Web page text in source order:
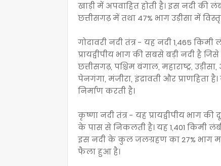
खाड़ी में अपवाहित होती है। इस नदी की
छत्तीसगढ़ में तथा 47% भाग उड़ीसा में
गोदावरी नदी तंत्र - यह नदी 1,465
प्रायद्वीपीय भाग की सबसे बड़ी नदी है
छत्तीसगढ़, पश्चिम बंगाल, महाराष्ट्र,
पेनगंगा, मंजीरा, इंद्रावती और
निर्माण करती है।
कृष्णा नदी तंत्र - यह प्रायद्वीपीय भाग
के पास से निकलती है। यह 1,401 किमी
इस नदी के कुल जलग्रहण का 27% भाग
फैला हुआ है।